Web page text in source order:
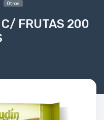
Otros
FRUTAS 200